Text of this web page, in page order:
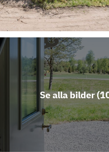
Se alla bilder (